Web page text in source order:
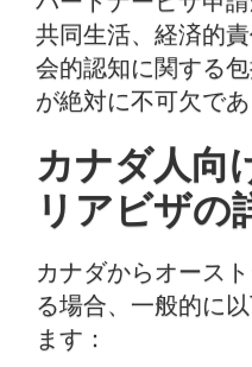
共同生活、経済的
会的認知に関する
が絶対に不可欠であ
カナダ人向
リアビザの
カナダからオース
る場合、一般的に
ます：